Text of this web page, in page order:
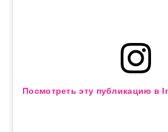
Посмотреть эту публикацию в